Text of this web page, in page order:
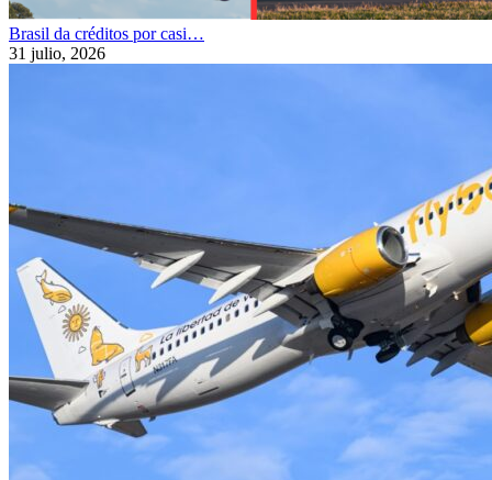
Brasil da créditos por casi…
31 julio, 2026